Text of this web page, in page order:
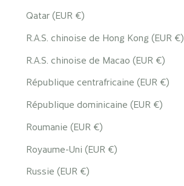
Qatar (EUR €)
R.A.S. chinoise de Hong Kong (EUR €)
R.A.S. chinoise de Macao (EUR €)
République centrafricaine (EUR €)
République dominicaine (EUR €)
Roumanie (EUR €)
Royaume-Uni (EUR €)
Russie (EUR €)